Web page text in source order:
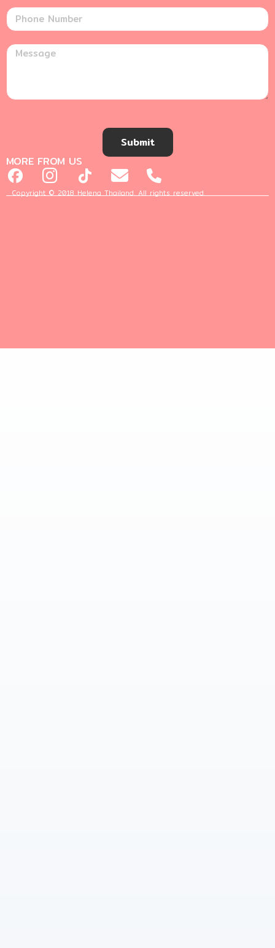
Submit
MORE FROM US
Copyright © 2018 Helena Thailand. All rights reserved.